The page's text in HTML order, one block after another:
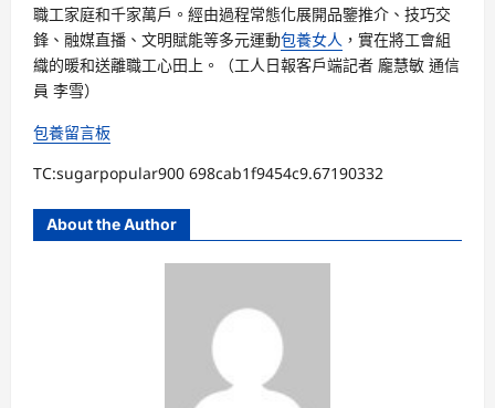
職工家庭和千家萬戶。經由過程常態化展開品鑒推介、技巧交
鋒、融媒直播、文明賦能等多元運動包養女人 ，實在將工會組
織的暖和送離職工心田上。（工人日報客戶端記者 龐慧敏 通信
員 李雪）
包養留言板
TC:sugarpopular900 698cab1f9454c9.67190332
About the Author